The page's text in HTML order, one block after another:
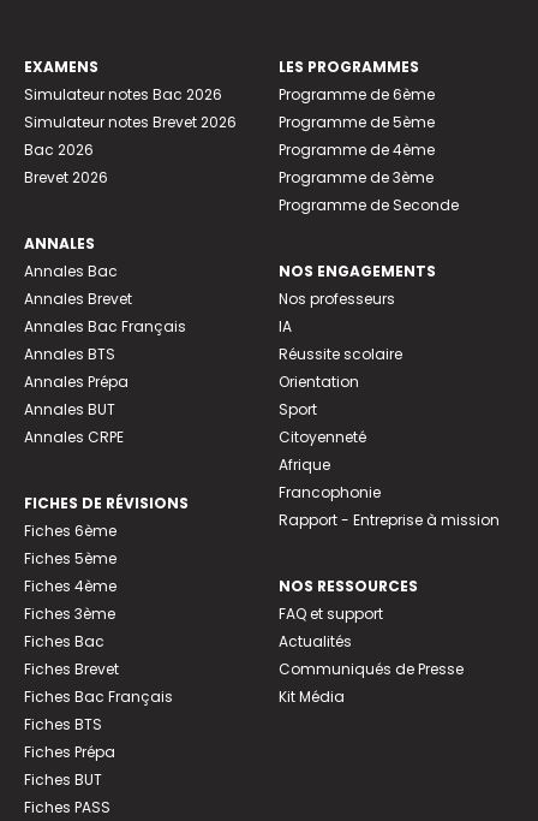
EXAMENS
Simulateur notes Bac 2026
Simulateur notes Brevet 2026
Bac 2026
Brevet 2026
ANNALES
Annales Bac
Annales Brevet
Annales Bac Français
Annales BTS
Annales Prépa
Annales BUT
Annales CRPE
FICHES DE RÉVISIONS
Fiches 6ème
Fiches 5ème
Fiches 4ème
Fiches 3ème
Fiches Bac
Fiches Brevet
Fiches Bac Français
Fiches BTS
Fiches Prépa
Fiches BUT
Fiches PASS
LES PROGRAMMES
Programme de 6ème
Programme de 5ème
Programme de 4ème
Programme de 3ème
Programme de Seconde
NOS ENGAGEMENTS
Nos professeurs
IA
Réussite scolaire
Orientation
Sport
Citoyenneté
Afrique
Francophonie
Rapport - Entreprise à mission
NOS RESSOURCES
FAQ et support
Actualités
Communiqués de Presse
Kit Média